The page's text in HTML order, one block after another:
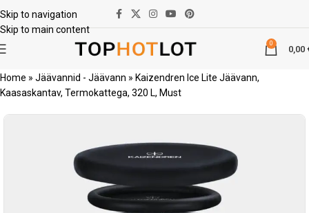
Skip to navigation
Skip to main content
0
0,00
Home » Jäävannid - Jäävann » Kaizendren Ice Lite Jäävann,
Kaasaskantav, Termokattega, 320 L, Must